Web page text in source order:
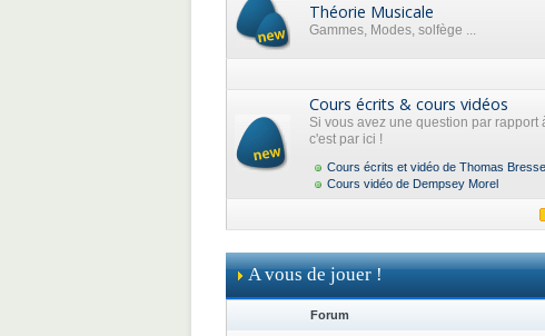
Théorie Musicale
Gammes, Modes, solfège ...
Cours écrits & cours vidéos
Si vous avez une question par rapport
c'est par ici !
Cours écrits et vidéo de Thomas
Cours vidéo de Dempsey Morel
A vous de jouer !
Forum